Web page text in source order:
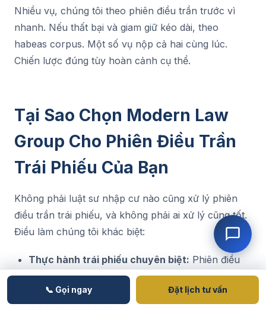
Nhiều vụ, chúng tôi theo phiên điều trần trước vì
nhanh. Nếu thất bại và giam giữ kéo dài, theo
habeas corpus. Một số vụ nộp cả hai cùng lúc.
Chiến lược đúng tùy hoàn cảnh cụ thể.
Tại Sao Chọn Modern Law
Group Cho Phiên Điều Trần
Trái Phiếu Của Bạn
Không phải luật sư nhập cư nào cũng xử lý phiên
điều trần trái phiếu, và không phải ai xử lý cũng tốt.
Điều làm chúng tôi khác biệt:
Thực hành trái phiếu chuyên biệt: Phiên điều
trần trái phiếu là cốt lõi công việc chúng tôi,
không phải phụ. Chúng tôi xử lý hàng trăm vụ
trái phiếu mỗi năm.
📞 Gọi ngay Đặt lịch tư vấn